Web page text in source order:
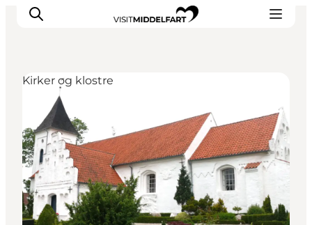
Oplevelser
Mad og drikke
Overnatning
Det Sker
Book oplevelse
Møde og Konference
Kirker og klostre